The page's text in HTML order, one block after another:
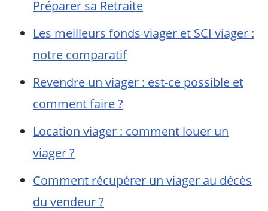
Préparer sa Retraite
Les meilleurs fonds viager et SCI viager :
notre comparatif
Revendre un viager : est-ce possible et
comment faire ?
Location viager : comment louer un
viager ?
Comment récupérer un viager au décès
du vendeur ?